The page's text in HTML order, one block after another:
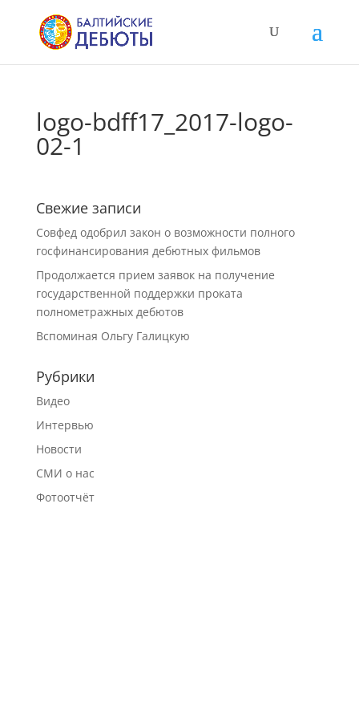
logo-bdff17_2017-logo-
02-1
Свежие записи
Совфед одобрил закон о возможности полного
госфинансирования дебютных фильмов
Продолжается прием заявок на получение
государственной поддержки проката
полнометражных дебютов
Вспоминая Ольгу Галицкую
Рубрики
Видео
Интервью
Новости
СМИ о нас
Фотоотчёт